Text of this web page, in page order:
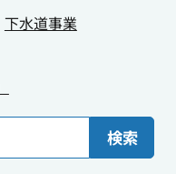
下水道事業
検索